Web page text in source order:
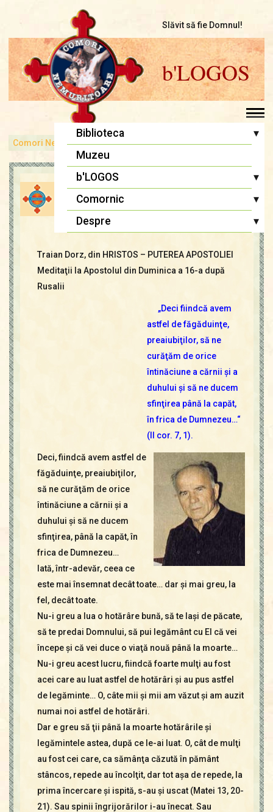
Slăvit să fie Domnul!
b'LOGOS
Biblioteca ▾
Fr. Ioan Marini
Muzeu
b'LOGOS
▾
Lupta cea bună
Multimedia
Pagina copiilor
Comornic ▾
Psaltirea
Rugăciuni
Mărgăritare
Calendar
Glosar
Repere
Despre ▾
Condiții de Colaborare
Contact
Comori Nemuritoare bLOGOS Până la capăt
Până la capăt
admin 13 feb., 2021 Editoriale
Traian Dorz, din HRISTOS – PUTEREA APOSTOLIEI
Meditaţii la Apostolul din Duminica a 16-a după
Rusalii
„Deci fiindcă avem
astfel de făgăduinţe,
preaiubiţilor, să ne
curăţăm de orice
întinăciune a cărnii şi a
duhului şi să ne ducem
sfinţirea până la capăt,
în frica de Dumnezeu…“
(II cor. 7, 1).
Deci, fiindcă avem astfel de
făgăduinţe, preaiubiţilor,
să ne curăţăm de orice
întinăciune a cărnii şi a
duhului şi să ne ducem
sfinţirea, până la capăt, în
frica de Dumnezeu…
Iată, într-adevăr, ceea ce
este mai însemnat decât toate… dar şi mai greu, la
fel, decât toate.
Nu-i greu a lua o hotărâre bună, să te laşi de păcate,
să te predai Domnului, să pui legământ cu El că vei
începe şi că vei duce o viaţă nouă până la moarte…
Nu-i greu acest lucru, fiindcă foarte mulţi au fost
acei care au luat astfel de hotărâri şi au pus astfel
de legăminte… O, câte mii şi mii am văzut şi am auzit
numai noi astfel de hotărâri.
Dar e greu să ţii până la moarte hotărârile şi
legămintele astea, după ce le-ai luat. O, cât de mulţi
au fost cei care, ca sămânţa căzută în pământ
stâncos, repede au încolţit, dar tot aşa de repede, la
prima încercare şi ispită, s-au şi uscat (Matei 13, 20-
21). Sau spinii îngrijorărilor i-au înecat. Sau